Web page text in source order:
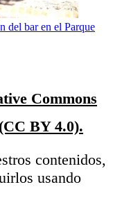
del bar en el Parque
Commons
BY 4.0).
contenidos,
usando